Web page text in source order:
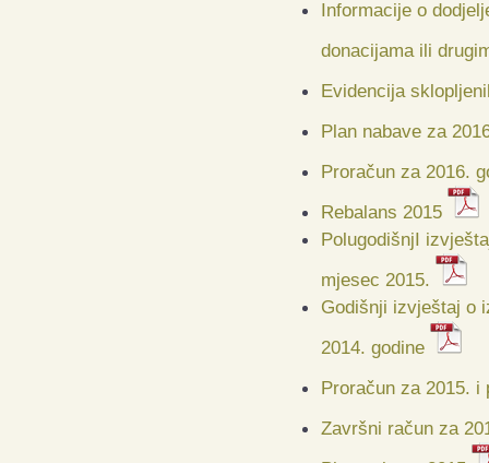
Informacije o
donacijama ili
Evidencija
Plan nabave za
Proračun za 2016.
Rebalans 2015
PolugodišnjI
mjesec 2015.
Godišnji izvještaj o
2014. godine
Proračun za 2015. i
Završni račun za